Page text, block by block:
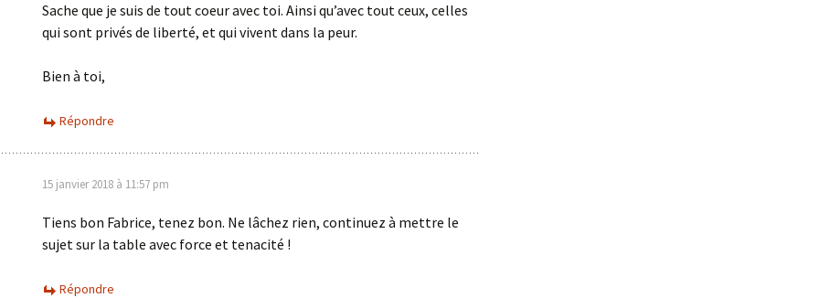
Sache que je suis de tout coeur avec toi. Ainsi qu’avec tout ceux, celles
qui sont privés de liberté, et qui vivent dans la peur.
Bien à toi,
Répondre
15 janvier 2018 à 11:57 pm
Tiens bon Fabrice, tenez bon. Ne lâchez rien, continuez à mettre le
sujet sur la table avec force et tenacité !
Répondre